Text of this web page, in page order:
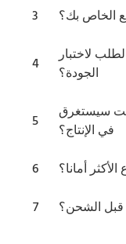
3
الخاص بك؟
4
لاختبار
الجودة؟
5
سيستغرق
في الإنتاج؟
6
أمانا؟
7
قبل الشحن؟